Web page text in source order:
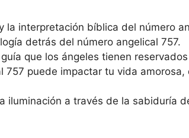
la interpretación bíblica del número
detrás del número angelical 757.
que los ángeles tienen
757 puede impactar tu vida
iluminación a través de la sabiduría